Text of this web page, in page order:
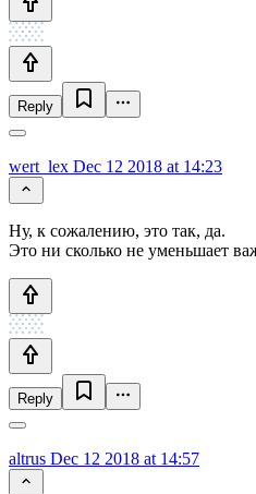
Reply
wert_lex Dec 12 2018 at 14:23
Ну, к сожалению, это так, да.
Это ни сколько не уменьшает
Reply
altrus Dec 12 2018 at 14:57